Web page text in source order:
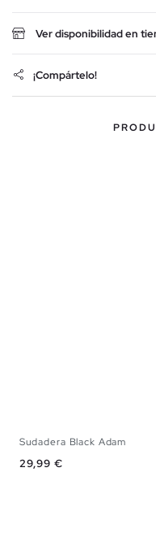
Ver disponibilidad en
¡Compártelo!
Sudadera Black Adam
Precio
29,99 €